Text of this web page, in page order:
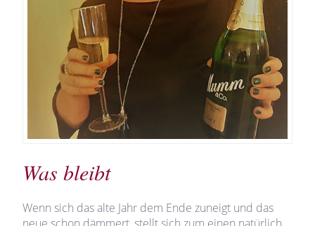
Was bleibt
Wenn sich das alte Jahr dem Ende zuneigt und das